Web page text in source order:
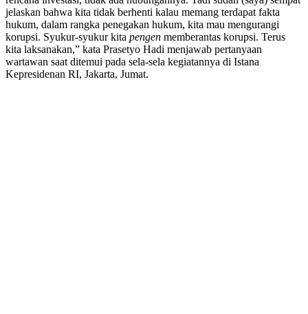
jelaskan bahwa kita tidak berhenti kalau memang terdapat fakta
hukum, dalam rangka penegakan hukum, kita mau mengurangi
korupsi. Syukur-syukur kita pengen memberantas korupsi. Terus
kita laksanakan,” kata Prasetyo Hadi menjawab pertanyaan
wartawan saat ditemui pada sela-sela kegiatannya di Istana
Kepresidenan RI, Jakarta, Jumat.